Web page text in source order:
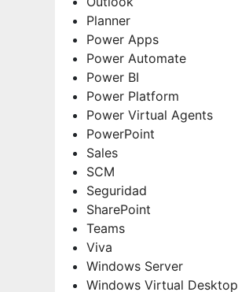
Planner
Power Apps
Power Automate
Power BI
Power Platform
Power Virtual Agents
PowerPoint
Sales
SCM
Seguridad
SharePoint
Teams
Viva
Windows Server
Windows Virtual Desktop